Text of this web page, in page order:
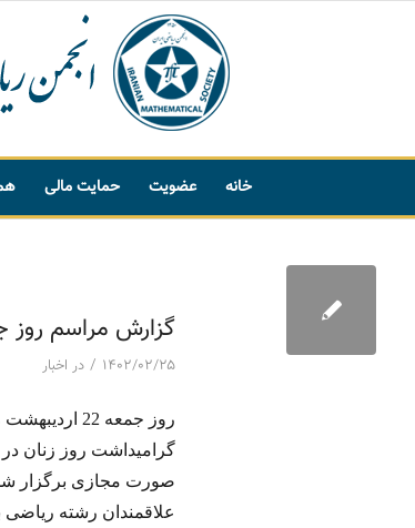
خانه عضویت حمایت مالی
گزارش مراسم روز
۱۴۰۲/۰۲/۲۵ / در اخبار
روز جمعه 22 اردیبهشت
گرامیداشت روز زنان در
صورت مجازی برگزار
علاقمندان رشته ریاضی